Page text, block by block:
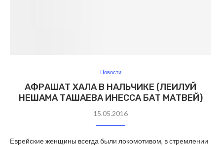
Новости
АФРАШАТ ХАЛА В НАЛЬЧИКЕ (ЛЕИЛУЙ
НЕШАМА ТАШАЕВА ИНЕССА БАТ МАТВЕЙ)
15.05.2016
Еврейские женщины всегда были локомотивом, в стремлении